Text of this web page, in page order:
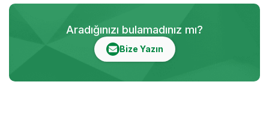
Aradığınızı bulamadınız mı?
Bize Yazın